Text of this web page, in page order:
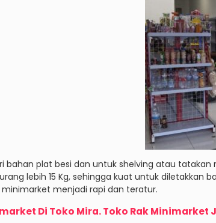
bahan plat besi dan untuk shelving atau
lebih 15 Kg, sehingga kuat untuk
menjadi rapi dan teratur.
Di Toko Mira.Toko Rak Minimarket